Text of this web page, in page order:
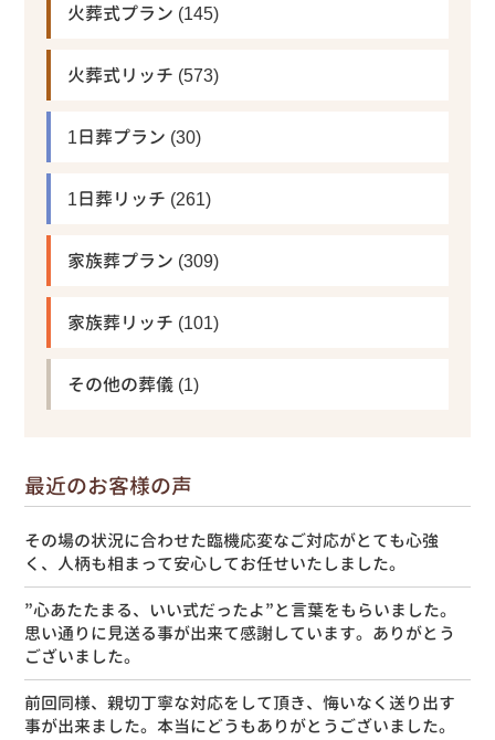
火葬式プラン (145)
火葬式リッチ (573)
1日葬プラン (30)
1日葬リッチ (261)
家族葬プラン (309)
家族葬リッチ (101)
その他の葬儀 (1)
最近のお客様の声
その場の状況に合わせた臨機応変なご対応がとても心強
く、人柄も相まって安心してお任せいたしました。
”心あたたまる、いい式だったよ”と言葉をもらいました。
思い通りに見送る事が出来て感謝しています。ありがとう
ございました。
前回同様、親切丁寧な対応をして頂き、悔いなく送り出す
事が出来ました。本当にどうもありがとうございました。